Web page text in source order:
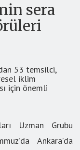
sera
53 temsilci,
iklim
için önemli
Uzman Grubu
Ankara’da